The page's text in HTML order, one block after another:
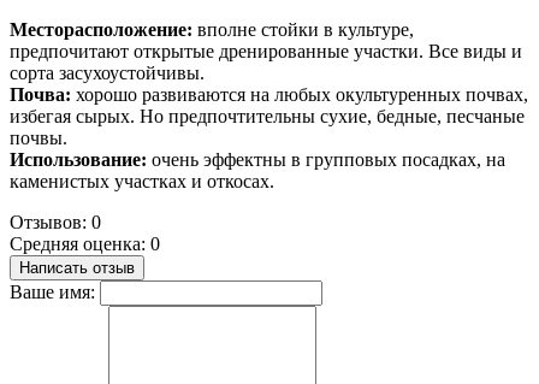
Месторасположение: вполне стойки в культуре,
предпочитают открытые дренированные участки. Все виды и
сорта засухоустойчивы.
Почва: хорошо развиваются на любых окультуренных почвах,
избегая сырых. Но предпочтительны сухие, бедные, песчаные
почвы.
Использование: очень эффектны в групповых посадках, на
каменистых участках и откосах.
Отзывов: 0
Средняя оценка: 0
Написать отзыв
Ваше имя: